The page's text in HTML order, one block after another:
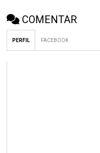
COMENTAR
PERFIL FACEBOOK